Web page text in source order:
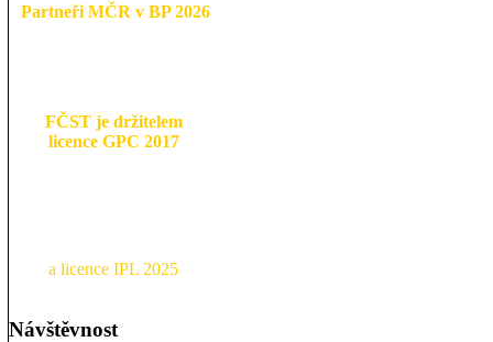
Partneři MČR v BP 2026
FČST je držitelem
licence GPC 2017
a licence IPL 2025
Návštěvnost